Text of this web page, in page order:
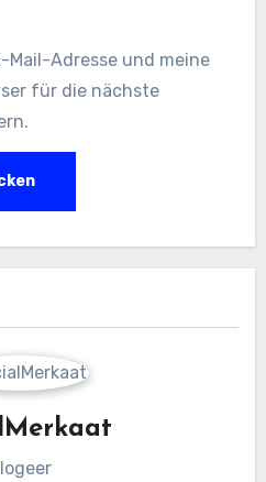
Mail-Adresse und meine
für die nächste